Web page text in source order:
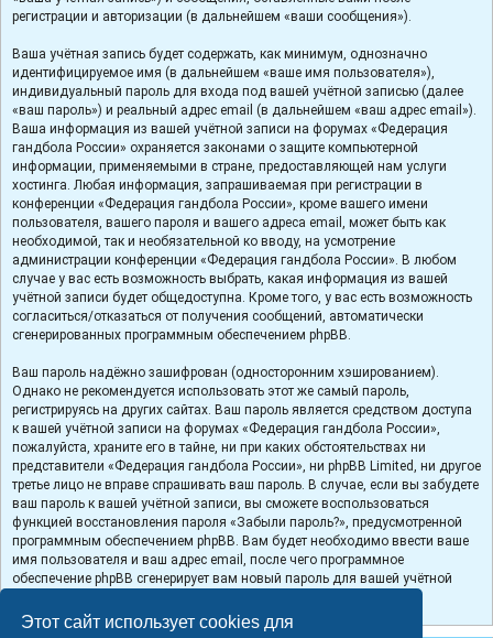
Этот сайт использует cookies для
регистрации и авторизации (в дальнейшем «ваши сообщения»).
Ваша учётная запись будет содержать, как минимум, однозначно
идентифицируемое имя (в дальнейшем «ваше имя пользователя»),
индивидуальный пароль для входа под вашей учётной записью (далее
«ваш пароль») и реальный адрес email (в дальнейшем «ваш адрес email»).
Ваша информация из вашей учётной записи на форумах «Федерация
гандбола России» охраняется законами о защите компьютерной
информации, применяемыми в стране, предоставляющей нам услуги
хостинга. Любая информация, запрашиваемая при регистрации в
конференции «Федерация гандбола России», кроме вашего имени
пользователя, вашего пароля и вашего адреса email, может быть как
необходимой, так и необязательной ко вводу, на усмотрение
администрации конференции «Федерация гандбола России». В любом
случае у вас есть возможность выбрать, какая информация из вашей
учётной записи будет общедоступна. Кроме того, у вас есть возможность
согласиться/отказаться от получения сообщений, автоматически
сгенерированных программным обеспечением phpBB.
Ваш пароль надёжно зашифрован (односторонним хэшированием).
Однако не рекомендуется использовать этот же самый пароль,
регистрируясь на других сайтах. Ваш пароль является средством доступа
к вашей учётной записи на форумах «Федерация гандбола России»,
пожалуйста, храните его в тайне, ни при каких обстоятельствах ни
представители «Федерация гандбола России», ни phpBB Limited, ни другое
третье лицо не вправе спрашивать ваш пароль. В случае, если вы забудете
ваш пароль к вашей учётной записи, вы сможете воспользоваться
функцией восстановления пароля «Забыли пароль?», предусмотренной
программным обеспечением phpBB. Вам будет необходимо ввести ваше
имя пользователя и ваш адрес email, после чего программное
обеспечение phpBB сгенерирует вам новый пароль для вашей учётной